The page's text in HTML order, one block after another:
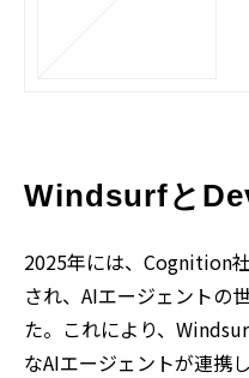
Windsurfと
2025年には、Cognition
され、AIエージェントの
た。これにより、
なAIエージェントが連携